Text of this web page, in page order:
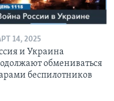
14, 2025
и Украина
обмениваться
беспилотников